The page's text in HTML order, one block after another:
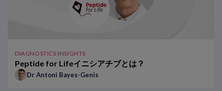
予後予測およびモニタリングを目的としたNT-proBNPの使用
病院で迅速アルゴリズムを実施する際に考慮すべき点
TRAPID-AMI試験：AMIの迅速なルールイン／ルールアウト
胸痛患者におけるhs-Tn 0h/1hアルゴリズムのベネフィット
NT-proBNPが生み出す違い：Dr Januzziによる受け持ち患者
DIAGNOSTICS INSIGHTS
Peptide for Lifeイニシアチブとは？
Dr Antoni Bayes-Genis